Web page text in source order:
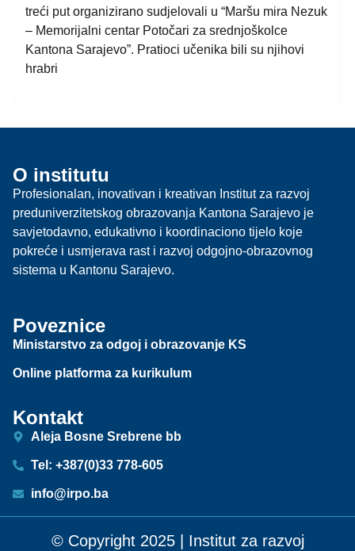
treći put organizirano sudjelovali u “Maršu mira Nezuk
– Memorijalni centar Potočari za srednjoškolce
Kantona Sarajevo”. Pratioci učenika bili su njihovi
hrabri
O institutu
Profesionalan, inovativan i kreativan Institut za razvoj
preduniverzitetskog obrazovanja Kantona Sarajevo je
savjetodavno, edukativno i koordinaciono tijelo koje
pokreće i usmjerava rast i razvoj odgojno-obrazovnog
sistema u Kantonu Sarajevo.
Poveznice
Ministarstvo za odgoj i obrazovanje KS
Online platforma za kurikulum
Kontakt
Aleja Bosne Srebrene bb
Tel: +387(0)33 778-605
info@irpo.ba
© Copyright 2025 | Institut za razvoj